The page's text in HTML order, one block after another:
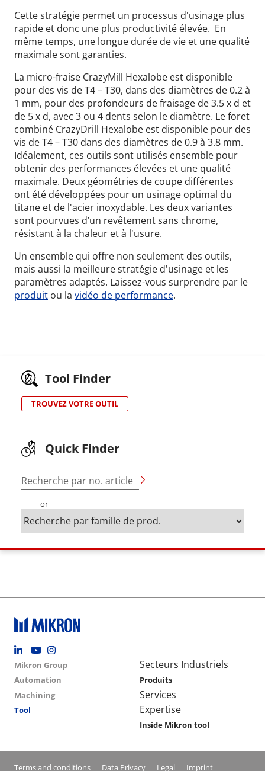
Cette stratégie permet un processus d'usinage plus
rapide et donc une plus productivité élevée. En
même temps, une longue durée de vie et une qualité
maximale sont garanties.
La micro-fraise CrazyMill Hexalobe est disponible
pour des vis de T4 – T30, dans des diamètres de 0.2 à
1 mm, pour des profondeurs de fraisage de 3.5 x d et
de 5 x d, avec 3 ou 4 dents selon le diamètre. Le foret
combiné CrazyDrill Hexalobe est disponible pour des
vis de T4 – T30 dans des diamètres de 0.9 à 3.8 mm.
Idéalement, ces outils sont utilisés ensemble pour
obtenir des performances élevées et une qualité
maximale. Deux géométries de coupe différentes
ont été développées pour un usinage optimal du
titane et de l'acier inoxydable. Les deux variantes
sont pourvues d’un revêtement sans chrome,
résistant à la chaleur et à l'usure.
Un ensemble qui offre non seulement des outils,
mais aussi la meilleure stratégie d'usinage et les
paramètres adaptés. Laissez-vous surprendre par le
produit ou la vidéo de performance.
Tool Finder
TROUVEZ VOTRE OUTIL
Quick Finder
Recherche par no. article
or
Footer social
Group menu
Mikron Group
Automation
Machining
Tool
Main navigation
Secteurs Industriels
Produits
Services
Expertise
Inside Mikron tool
Conditions footer menu
Terms and conditions Data Privacy Legal Imprint